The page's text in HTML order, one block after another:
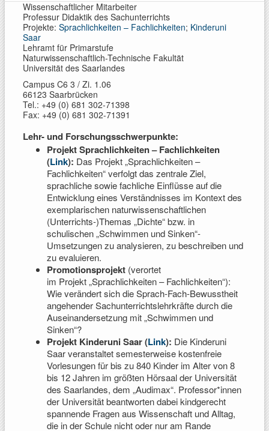
Wissenschaftlicher Mitarbeiter
Professur Didaktik des Sachunterrichts
Projekte: Sprachlichkeiten – Fachlichkeiten; Kinderuni
Saar
Lehramt für Primarstufe
Naturwissenschaftlich-Technische Fakultät
Universität des Saarlandes
Campus C6 3 / Zi. 1.06
66123 Saarbrücken
Tel.: +49 (0) 681 302-71398
Fax: +49 (0) 681 302-71391
Lehr- und Forschungsschwerpunkte:
Projekt Sprachlichkeiten – Fachlichkeiten
(Link): Das Projekt „Sprachlichkeiten –
Fachlichkeiten“ verfolgt das zentrale Ziel,
sprachliche sowie fachliche Einflüsse auf die
Entwicklung eines Verständnisses im Kontext des
exemplarischen naturwissenschaftlichen
(Unterrichts-)Themas „Dichte“ bzw. in
schulischen „Schwimmen und Sinken“-
Umsetzungen zu analysieren, zu beschreiben und
zu evaluieren.
Promotionsprojekt (verortet
im Projekt „Sprachlichkeiten – Fachlichkeiten“):
Wie verändert sich die Sprach-Fach-Bewusstheit
angehender Sachunterrichtslehrkräfte durch die
Auseinandersetzung mit „Schwimmen und
Sinken“?
Projekt Kinderuni Saar (Link): Die Kinderuni
Saar veranstaltet semesterweise kostenfreie
Vorlesungen für bis zu 840 Kinder im Alter von 8
bis 12 Jahren im größten Hörsaal der Universität
des Saarlandes, dem „Audimax“. Professor*innen
der Universität beantworten dabei kindgerecht
spannende Fragen aus Wissenschaft und Alltag,
die in der Schule nicht oder nur am Rande